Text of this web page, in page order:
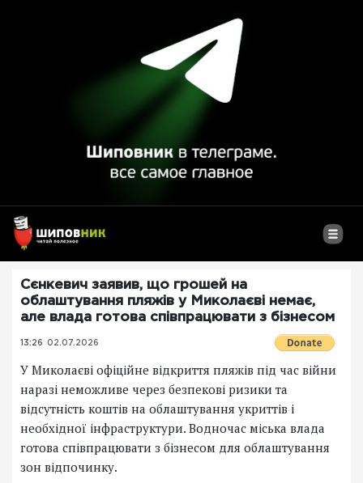
Сєнкевич заявив, що грошей на
облаштування пляжів у Миколаєві немає,
але влада готова співпрацювати з бізнесом
13:26 02.07.2026
У Миколаєві офіційне відкриття пляжів під час війни
наразі неможливе через безпекові ризики та
відсутність коштів на облаштування укриттів і
необхідної інфраструктури. Водночас міська влада
готова співпрацювати з бізнесом для облаштування
зон відпочинку.